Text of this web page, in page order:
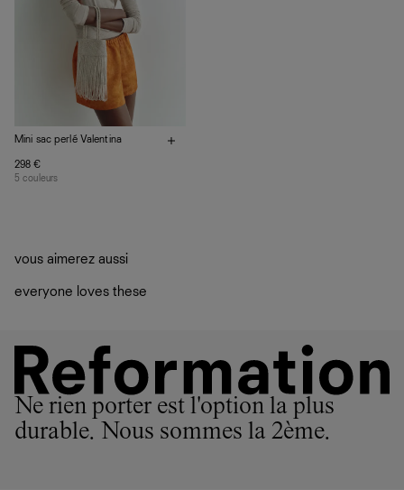
Mini sac perlé Valentina
298 €
5 couleurs
vous aimerez aussi
everyone loves these
Ne rien porter est l'option la plus
durable. Nous sommes la 2ème.